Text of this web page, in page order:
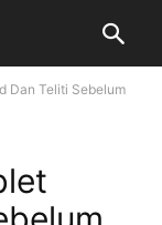
Dan Teliti Sebelum